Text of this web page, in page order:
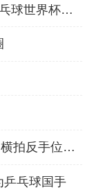
丁宁VS李晓霞 2011女子乒乓球世界杯决赛
新编唐建军《学打乒乓球》横拍反手位发侧上侧下
乒乓球国手